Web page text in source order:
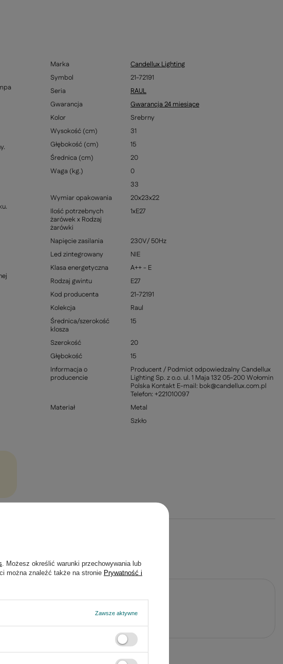
Marka
Candellux Lighting
Symbol
21-72191
Seria
RAUL
Gwarancja
Gwarancja 24 miesiące
Kolor
Srebrny
Wysokość (cm)
31
Głębokość (cm)
15
Średnica (cm)
20
Waga (kg.)
0
33
Wymiar opakowania
20x23x22
Ilość potrzebnych
żarówek x Rodzaj
żarówki
1xE27
Napięcie zasilania
230V/ 50Hz
Led zintegrowany
NIE
Klasa energetyczna
A++ - E
Rodzaj gwintu
E27
Kod producenta
21-72191
Kolekcja
Raul
Średnica/szerokość
klosza
15
Szerokość
20
Głębokość
15
Informacja o
producencie
Producent / Podmiot odpowiedzalny Candellux
Lighting Sp. z o.o. ul. 1 Maja 132 05-200 Wołomin
Polska Kontakt E-mail: bok@candellux.com.pl
Telefon: +221010097
Materiał
Metal
Szkło
. Możesz określić warunki przechowywania lub
można znaleźć także na stronie Prywatność i
Zawsze aktywne